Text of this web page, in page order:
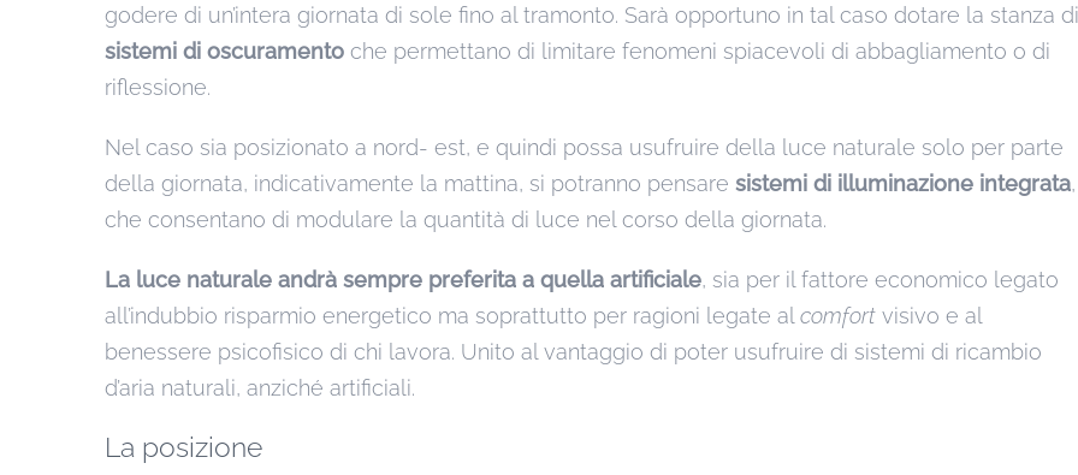
godere di un’intera giornata di sole fino al tramonto. Sarà opportuno in tal caso dotare la stanza di
sistemi di oscuramento che permettano di limitare fenomeni spiacevoli di abbagliamento o di
riflessione.
Nel caso sia posizionato a nord- est, e quindi possa usufruire della luce naturale solo per parte
della giornata, indicativamente la mattina, si potranno pensare sistemi di illuminazione integrata,
che consentano di modulare la quantità di luce nel corso della giornata.
La luce naturale andrà sempre preferita a quella artificiale, sia per il fattore economico legato
all’indubbio risparmio energetico ma soprattutto per ragioni legate al comfort visivo e al
benessere psicofisico di chi lavora. Unito al vantaggio di poter usufruire di sistemi di ricambio
d’aria naturali, anziché artificiali.
La posizione